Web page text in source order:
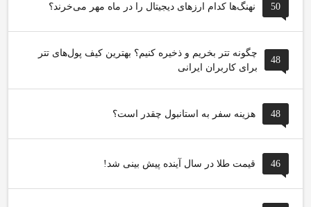
50 نهنگ‌ها کدام ارزهای دیجیتال را در ماه مهر می‌خرند؟
48
چگونه تتر بخریم و ذخیره کنیم؟ بهترین کیف پول‌های تتر
برای کاربران ایرانی
48 هزینه سفر به استانبول چقدر است؟
46 قیمت طلا در سال آینده پیش بینی شد!